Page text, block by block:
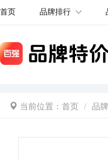
首页 品牌排行
当前位置： 首页 品